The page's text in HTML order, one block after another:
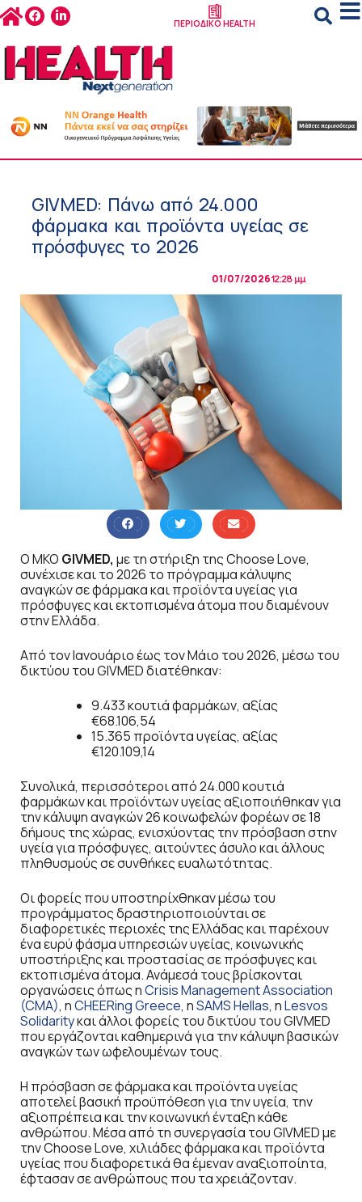
ΠΕΡΙΟΔΙΚΟ HEALTH
GIVMED: Πάνω από 24.000
φάρμακα και προϊόντα υγείας σε
πρόσφυγες το 2026
01/07/202612:28 μμ
Ο ΜΚΟ GIVMED, με τη στήριξη της Choose Love,
συνέχισε και το 2026 το πρόγραμμα κάλυψης
αναγκών σε φάρμακα και προϊόντα υγείας για
πρόσφυγες και εκτοπισμένα άτομα που διαμένουν
στην Ελλάδα.
Από τον Ιανουάριο έως τον Μάιο του 2026, μέσω του
δικτύου του GIVMED διατέθηκαν:
9.433 κουτιά φαρμάκων, αξίας
€68.106,54
15.365 προϊόντα υγείας, αξίας
€120.109,14
Συνολικά, περισσότεροι από 24.000 κουτιά
φαρμάκων και προϊόντων υγείας αξιοποιήθηκαν για
την κάλυψη αναγκών 26 κοινωφελών φορέων σε 18
δήμους της χώρας, ενισχύοντας την πρόσβαση στην
υγεία για πρόσφυγες, αιτούντες άσυλο και άλλους
πληθυσμούς σε συνθήκες ευαλωτότητας.
Οι φορείς που υποστηρίχθηκαν μέσω του
προγράμματος δραστηριοποιούνται σε
διαφορετικές περιοχές της Ελλάδας και παρέχουν
ένα ευρύ φάσμα υπηρεσιών υγείας, κοινωνικής
υποστήριξης και προστασίας σε πρόσφυγες και
εκτοπισμένα άτομα. Ανάμεσά τους βρίσκονται
οργανώσεις όπως ηCrisis Management Association
(CMA), ηCHEERing Greece, ηSAMS Hellas, ηLesvos
Solidarityκαι άλλοι φορείς του δικτύου του GIVMED
που εργάζονται καθημερινά για την κάλυψη βασικών
αναγκών των ωφελουμένων τους.
Η πρόσβαση σε φάρμακα και προϊόντα υγείας
αποτελεί βασική προϋπόθεση για την υγεία, την
αξιοπρέπεια και την κοινωνική ένταξη κάθε
ανθρώπου. Μέσα από τη συνεργασία του GIVMED με
την Choose Love, χιλιάδες φάρμακα και προϊόντα
υγείας που διαφορετικά θα έμεναν αναξιοποίητα,
έφτασαν σε ανθρώπους που τα χρειάζονταν.